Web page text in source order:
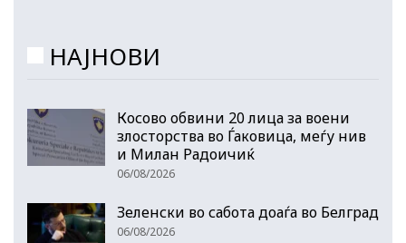
НАЈНОВИ
Косово обвини 20 лица за воени
злосторства во Ѓаковица, меѓу нив
и Милан Радоичиќ
06/08/2026
Зеленски во сабота доаѓа во Белград
06/08/2026